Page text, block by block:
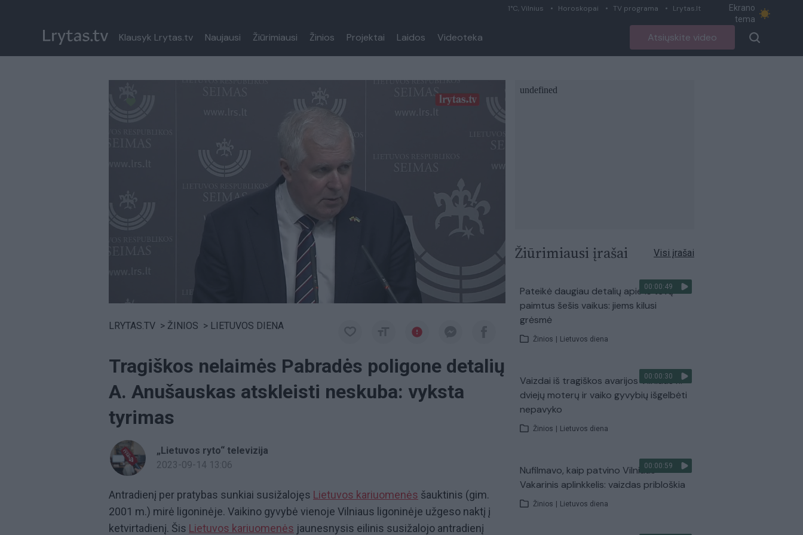
1°C, Vilnius Horoskopai TV programa Lrytas.lt
Ekrano
tema
Klausyk Lrytas.tv Naujausi Žiūrimiausi Žinios Projektai Laidos Videoteka Atsiųskite video
LRYTAS.TV > ŽINIOS > LIETUVOS DIENA
Tragiškos nelaimės Pabradės poligone detalių
A. Anušauskas atskleisti neskuba: vyksta
tyrimas
„Lietuvos ryto“ televizija
2023-09-14 13:06
Antradienį per pratybas sunkiai susižalojęs Lietuvos kariuomenės šauktinis (gim.
2001 m.) mirė ligoninėje. Vaikino gyvybė vienoje Vilniaus ligoninėje užgeso naktį į
ketvirtadienį. Šis Lietuvos kariuomenės jaunesnysis eilinis susižalojo antradienį
Žiūrimiausi įrašai Visi įrašai
00:00:49
Pateikė daugiau detalių apie iš tėvų
paimtus šešis vaikus: jiems kilusi
grėsmė
Žinios Lietuvos diena
00:00:30
Vaizdai iš tragiškos avarijos Vilniaus r.:
dviejų moterų ir vaiko gyvybių išgelbėti
nepavyko
Žinios Lietuvos diena
00:00:59
Nufilmavo, kaip patvino Vilniaus
Vakarinis aplinkkelis: vaizdas pribloškia
Žinios Lietuvos diena